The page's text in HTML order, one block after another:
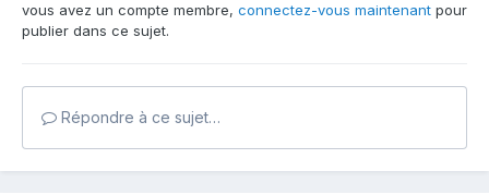
vous avez un compte membre, connectez-vous maintenant pour
publier dans ce sujet.
Répondre à ce sujet…